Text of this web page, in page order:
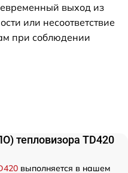
выход из
или несоответствие
при соблюдении
тепловизора TD420
выполняется в нашем